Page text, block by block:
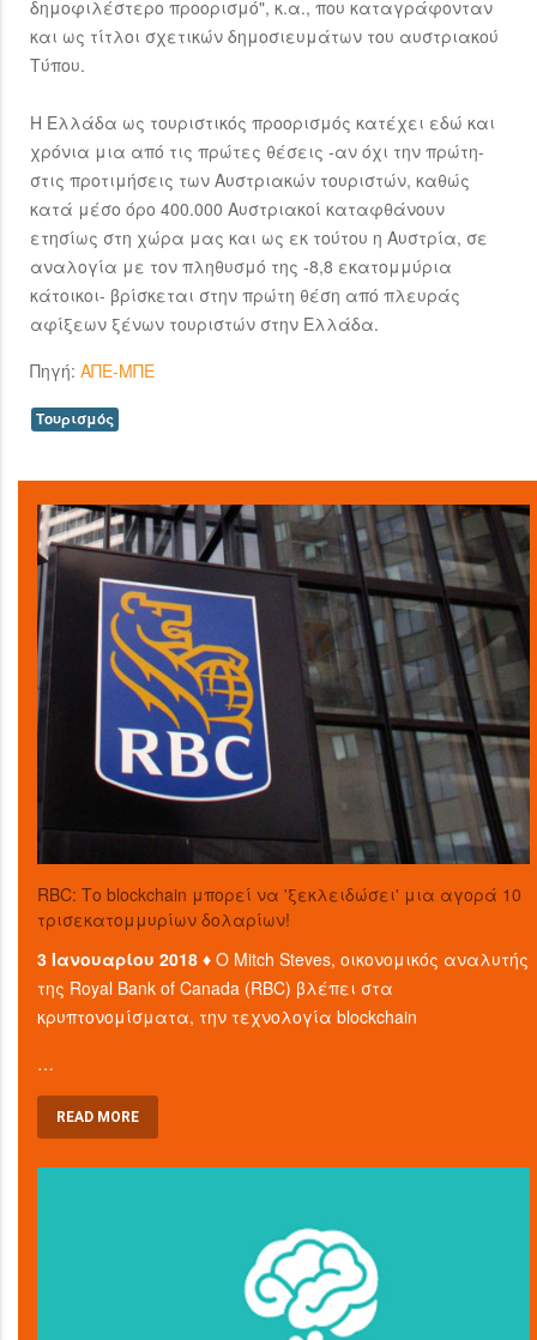
δημοφιλέστερο προορισμό", κ.α., που καταγράφονταν
και ως τίτλοι σχετικών δημοσιευμάτων του αυστριακού
Τύπου.
Η Ελλάδα ως τουριστικός προορισμός κατέχει εδώ και
χρόνια μια από τις πρώτες θέσεις -αν όχι την πρώτη-
στις προτιμήσεις των Αυστριακών τουριστών, καθώς
κατά μέσο όρο 400.000 Αυστριακοί καταφθάνουν
ετησίως στη χώρα μας και ως εκ τούτου η Αυστρία, σε
αναλογία με τον πληθυσμό της -8,8 εκατομμύρια
κάτοικοι- βρίσκεται στην πρώτη θέση από πλευράς
αφίξεων ξένων τουριστών στην Ελλάδα.
Πηγή: ΑΠΕ-ΜΠΕ
Τουρισμός
RBC: Το blockchain μπορεί να 'ξεκλειδώσει' μια αγορά 10
τρισεκατομμυρίων δολαρίων!
3 Ιανουαρίου 2018 ♦Ο Mitch Steves, οικονομικός αναλυτής
της Royal Bank of Canada (RBC) βλέπει στα
κρυπτονομίσματα, την τεχνολογία blockchain
…
READ MORE